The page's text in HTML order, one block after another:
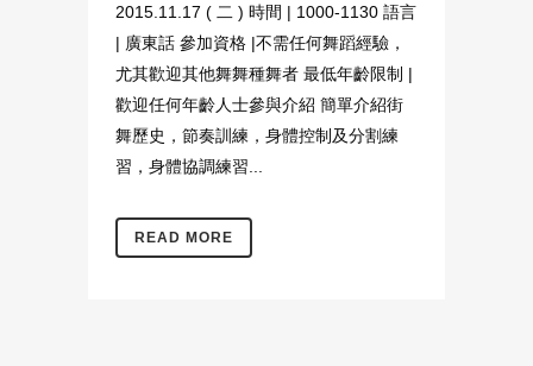
2015.11.17 ( 二 ) 時間 | 1000-1130 語言
| 廣東話 參加資格 |不需任何舞蹈經驗，
尤其歡迎其他舞舞種舞者 最低年齡限制 |
歡迎任何年齡人士參與介紹 簡單介紹街
舞歷史，節奏訓練，身體控制及分割練
習，身體協調練習...
READ MORE